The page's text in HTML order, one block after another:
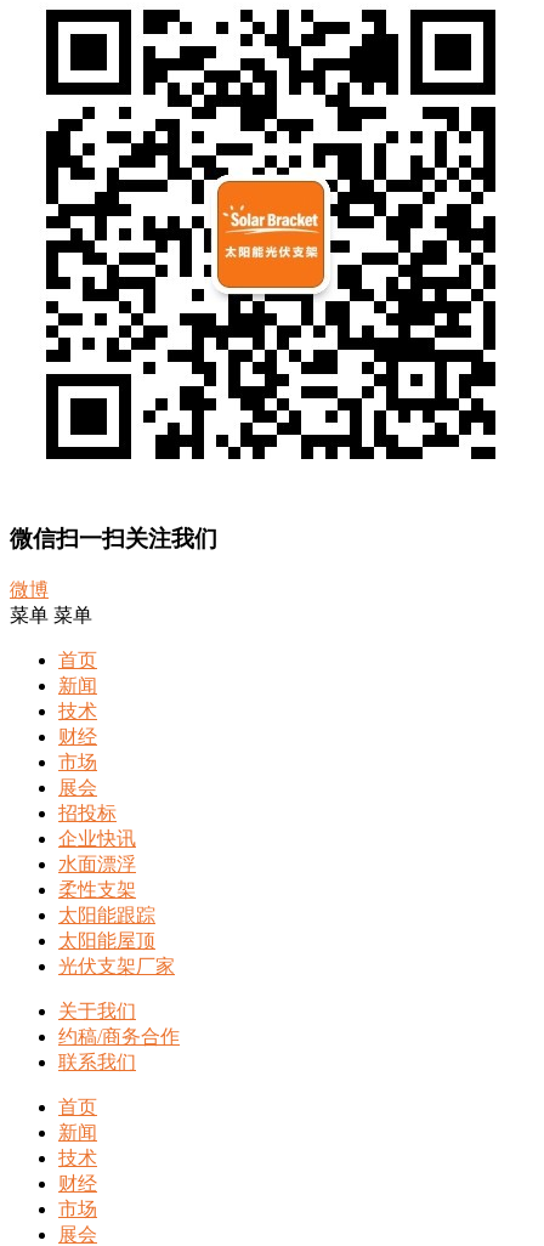
微信扫一扫关注我们
微博
菜单 菜单
首页
新闻
技术
财经
市场
展会
招投标
企业快讯
水面漂浮
柔性支架
太阳能跟踪
太阳能屋顶
光伏支架厂家
关于我们
约稿/商务合作
联系我们
首页
新闻
技术
财经
市场
展会